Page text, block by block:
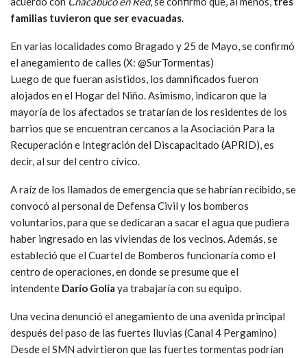
familias tuvieron que ser evacuadas.
En varias localidades como Bragado y 25 de Mayo, se confirmó
el anegamiento de calles (X: @SurTormentas)
Luego de que fueran asistidos, los damnificados fueron
alojados en el Hogar del Niño. Asimismo, indicaron que la
mayoría de los afectados se tratarían de los residentes de los
barrios que se encuentran cercanos a la Asociación Para la
Recuperación e Integración del Discapacitado (APRID), es
decir, al sur del centro cívico.
A raíz de los llamados de emergencia que se habrían recibido, se
convocó al personal de Defensa Civil y los bomberos
voluntarios, para que se dedicaran a sacar el agua que pudiera
haber ingresado en las viviendas de los vecinos. Además, se
estableció que el Cuartel de Bomberos funcionaría como el
centro de operaciones, en donde se presume que el
intendente Darío Golía ya trabajaría con su equipo.
Una vecina denunció el anegamiento de una avenida principal
después del paso de las fuertes lluvias (Canal 4 Pergamino)
Desde el SMN advirtieron que las fuertes tormentas podrían